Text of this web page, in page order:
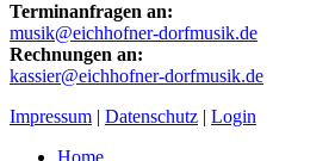
Terminanfragen an:
musik@eichhofner-dorfmusik.de
Rechnungen an:
kassier@eichhofner-dorfmusik.de
Impressum | Datenschutz | Login